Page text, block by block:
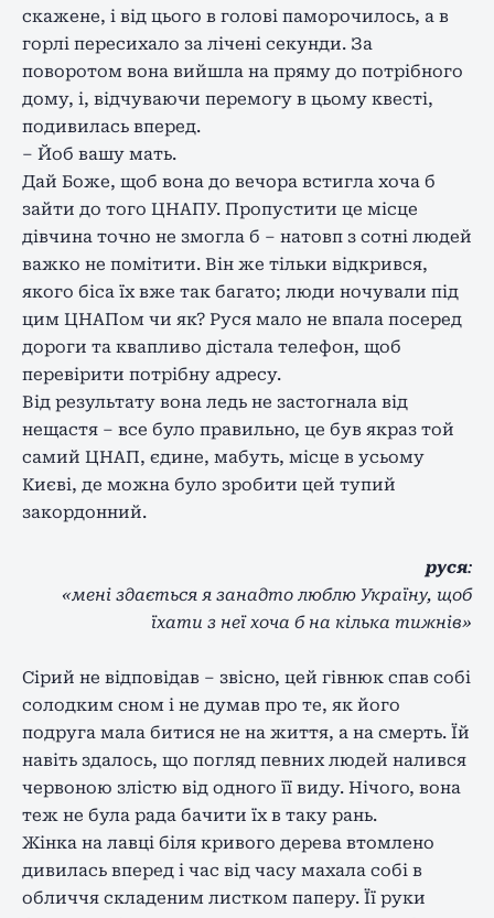
скажене, і від цього в голові паморочилось, а в
горлі пересихало за лічені секунди. За
поворотом вона вийшла на пряму до потрібного
дому, і, відчуваючи перемогу в цьому квесті,
подивилась вперед.
– Йоб вашу мать.
Дай Боже, щоб вона до вечора встигла хоча б
зайти до того ЦНАПУ. Пропустити це місце
дівчина точно не змогла б – натовп з сотні людей
важко не помітити. Він же тільки відкрився,
якого біса їх вже так багато; люди ночували під
цим ЦНАПом чи як? Руся мало не впала посеред
дороги та квапливо дістала телефон, щоб
перевірити потрібну адресу.
Від результату вона ледь не застогнала від
нещастя – все було правильно, це був якраз той
самий ЦНАП, єдине, мабуть, місце в усьому
Києві, де можна було зробити цей тупий
закордонний.
руся:
«мені здається я занадто люблю Україну, щоб
їхати з неї хоча б на кілька тижнів»
Сірий не відповідав – звісно, цей гівнюк спав собі
солодким сном і не думав про те, як його
подруга мала битися не на життя, а на смерть. Їй
навіть здалось, що погляд певних людей налився
червоною злістю від одного її виду. Нічого, вона
теж не була рада бачити їх в таку рань.
Жінка на лавці біля кривого дерева втомлено
дивилась вперед і час від часу махала собі в
обличчя складеним листком паперу. Її руки